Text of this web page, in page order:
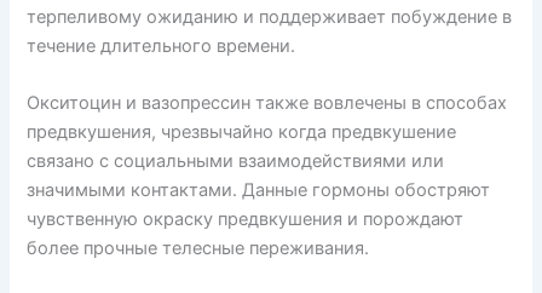
терпеливому ожиданию и поддерживает побуждение в
течение длительного времени.
Окситоцин и вазопрессин также вовлечены в способах
предвкушения, чрезвычайно когда предвкушение
связано с социальными взаимодействиями или
значимыми контактами. Данные гормоны обостряют
чувственную окраску предвкушения и порождают
более прочные телесные переживания.